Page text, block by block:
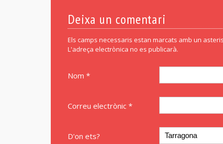
Deixa un comentari
Els camps necessaris estan marcats amb un
L'adreça electrònica no es publicarà.
Nom *
Correu electrònic *
D'on ets?